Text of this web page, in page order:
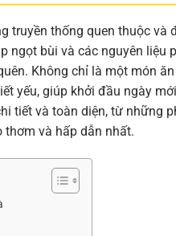
truyền thống quen thuộc và
ngọt bùi và các nguyên liệu
Không chỉ là một món
yếu, giúp khởi đầu ngày
tiết và toàn diện, từ những
thơm và hấp dẫn nhất.